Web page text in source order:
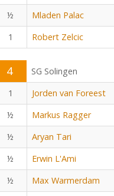
½ Mladen Palac
1 Robert Zelcic
4
SG Solingen
1 Jorden van Foreest
½ Markus Ragger
½ Aryan Tari
½ Erwin L'Ami
½ Max Warmerdam